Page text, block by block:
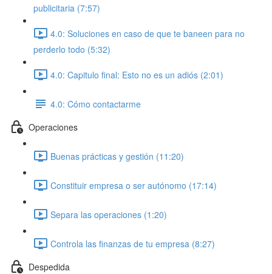
publicitaria (7:57)
4.0: Soluciones en caso de que te baneen para no
perderlo todo (5:32)
4.0: Capitulo final: Esto no es un adiós (2:01)
4.0: Cómo contactarme
Operaciones
Buenas prácticas y gestión (11:20)
Constituir empresa o ser autónomo (17:14)
Separa las operaciones (1:20)
Controla las finanzas de tu empresa (8:27)
Despedida